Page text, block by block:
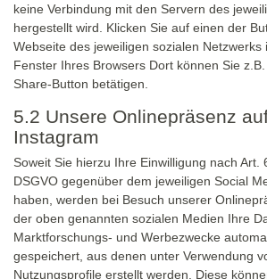
keine Verbindung mit den Servern des
hergestellt wird. Klicken Sie auf einen der
Webseite des jeweiligen sozialen Netzwerks
Fenster Ihres Browsers Dort können Sie
Share-Button betätigen.
5.2 Unsere Onlinepräsenz
Instagram
Soweit Sie hierzu Ihre Einwilligung nach Art.
DSGVO gegenüber dem jeweiligen Social
haben, werden bei Besuch unserer
der oben genannten sozialen Medien Ihre
Marktforschungs- und Werbezwecke
gespeichert, aus denen unter Verwendung
Nutzungsprofile erstellt werden. Diese